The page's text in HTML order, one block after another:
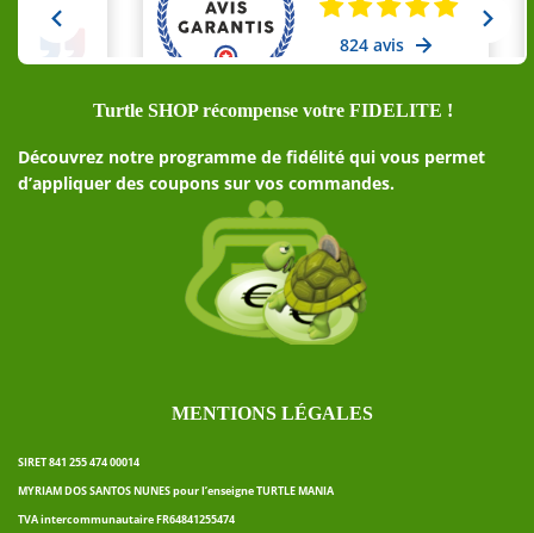
Turtle SHOP récompense votre FIDELITE !
Découvrez notre programme de fidélité qui vous permet
d’appliquer des coupons sur vos commandes.
MENTIONS LÉGALES
SIRET 841 255 474 00014
MYRIAM DOS SANTOS NUNES pour l’enseigne TURTLE MANIA
TVA intercommunautaire FR64841255474